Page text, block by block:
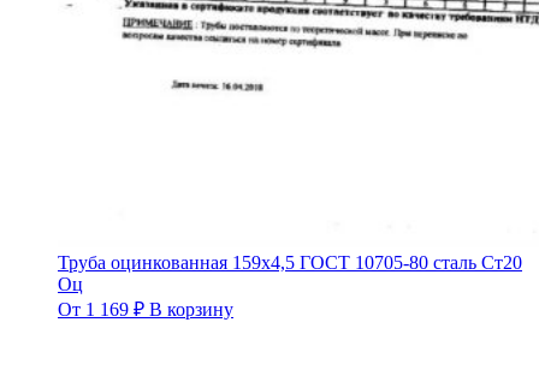
Труба оцинкованная 159х4,5 ГОСТ 10705-80 сталь Ст20
Оц
От 1 169 ₽ В корзину